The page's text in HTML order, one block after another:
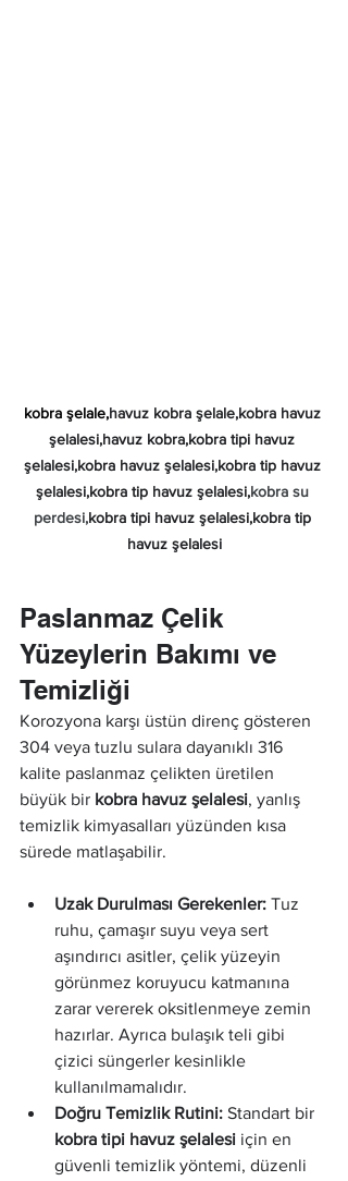
kobra şelale,havuz kobra şelale,kobra havuz
şelalesi,havuz kobra,kobra tipi havuz
şelalesi,kobra havuz şelalesi,kobra tip havuz
şelalesi,kobra tip havuz şelalesi,kobra su
perdesi,kobra tipi havuz şelalesi,kobra tip
havuz şelalesi
Paslanmaz Çelik
Yüzeylerin Bakımı ve
Temizliği
Korozyona karşı üstün direnç gösteren
304 veya tuzlu sulara dayanıklı 316
kalite paslanmaz çelikten üretilen
büyük bir kobra havuz şelalesi, yanlış
temizlik kimyasalları yüzünden kısa
sürede matlaşabilir.
Uzak Durulması Gerekenler: Tuz
ruhu, çamaşır suyu veya sert
aşındırıcı asitler, çelik yüzeyin
görünmez koruyucu katmanına
zarar vererek oksitlenmeye zemin
hazırlar. Ayrıca bulaşık teli gibi
çizici süngerler kesinlikle
kullanılmamalıdır.
Doğru Temizlik Rutini: Standart bir
kobra tipi havuz şelalesi için en
güvenli temizlik yöntemi, düzenli